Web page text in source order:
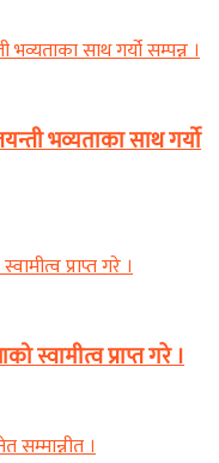
भव्यताका साथ गर्यो
स्वामीत्व प्राप्त गरे ।